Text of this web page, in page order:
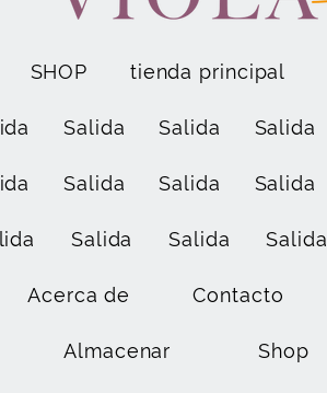
SHOP tienda principal
Salida Salida Salida
Salida Salida Salida
Salida Salida Salida
Acerca de Contacto
Almacenar Shop